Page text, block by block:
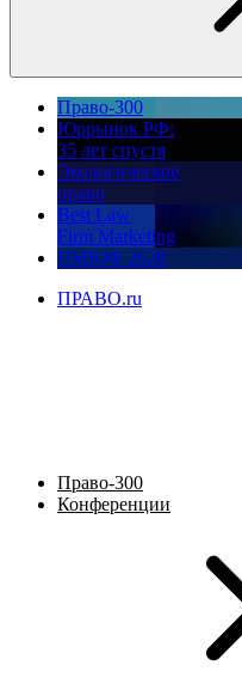
Право-300
Юррынок РФ:
35 лет спустя
Экологическое
право
Best Law
Firm Marketing
ПМЮФ 2026
ПРАВО.ru
Право-300
Конференции